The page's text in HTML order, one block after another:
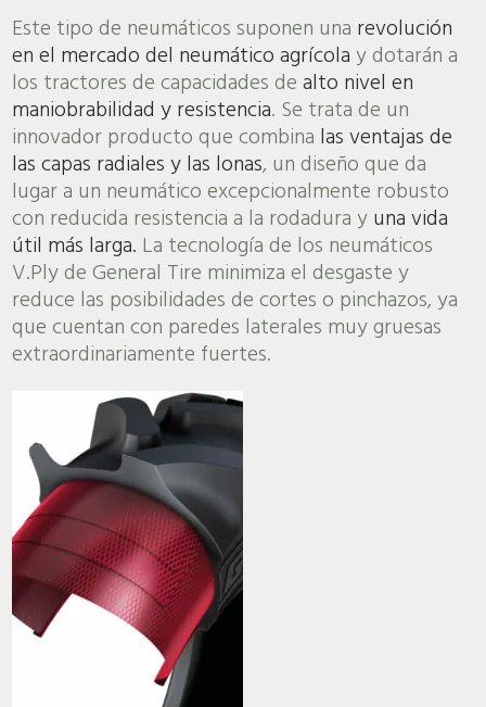
Este tipo de neumáticos suponen una revolución
en el mercado del neumático agrícolay dotarán a
los tractores de capacidades dealto nivel en
maniobrabilidad y resistencia. Se trata de un
innovador producto que combina las ventajas de
las capas radiales y las lonas, un diseño que da
lugar a un neumático excepcionalmente robusto
con reducida resistencia a la rodadura yuna vida
útil más larga. La tecnología de los neumáticos
V.Ply de General Tire minimiza el desgaste y
reduce las posibilidades de cortes o pinchazos, ya
que cuentan con paredes laterales muy gruesas
extraordinariamente fuertes.